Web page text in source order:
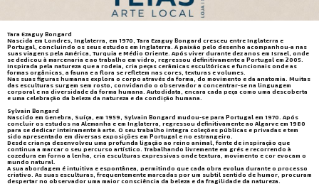
Tara Ezaguy Bongard
Nascida em Londres, Inglaterra, em 1970, Tara Ezaguy Bongard cresceu entre Inglaterra e
Portugal, concluindo os seus estudos em Inglaterra. A paixão pelo desenho acompanhou-a nas
suas viagens pela América, Turquia e Médio Oriente. Após viver durante dez anos em Israel, onde
se dedicou à marcenaria e ao trabalho em vidro, regressou definitivamente a Portugal em 2005.
Inspirada pela natureza que a rodeia, cria peças cerâmicas escultóricas e funcionais onde as
formas orgânicas, a fauna e a flora se refletem nas cores, texturas e volumes.
Nas suas figuras humanas explora o corpo através da forma, do movimento e da anatomia. Muitas
das esculturas surgem sem rosto, convidando o observador a concentrar-se na linguagem
corporal e na diversidade da forma humana. Autodidata, encara cada peça como uma descoberta
e uma celebração da beleza da natureza e da condição humana.
Sylvain Bongard
Nascido em Genebra, Suíça, em 1959, Sylvain Bongard mudou-se para Portugal em 1970. Após
concluir os estudos na Alemanha e em Inglaterra, regressou definitivamente ao Algarve em 1980
para se dedicar inteiramente à arte. O seu trabalho integra coleções públicas e privadas e tem
sido apresentado em diversas exposições em Portugal e no estrangeiro.
Desde criança desenvolveu uma profunda ligação ao reino animal, fonte de inspiração que
continua a marcar o seu percurso artístico. Trabalhando livremente em grés e recorrendo à
cozedura em forno a lenha, cria esculturas expressivas onde textura, movimento e cor evocam o
mundo natural.
A sua abordagem é intuitiva e espontânea, permitindo que cada obra evolua durante o processo
criativo. As suas esculturas, frequentemente marcadas por um subtil sentido de humor, procuram
despertar no observador uma maior consciência da beleza e da fragilidade da natureza.